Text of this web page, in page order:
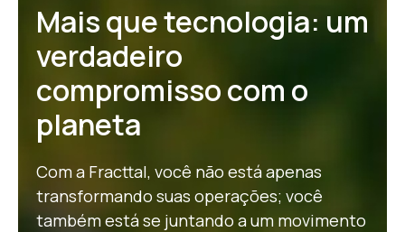
Mais que tecnologia: um
verdadeiro
compromisso com o
planeta
Com a Fracttal, você não está apenas
transformando suas operações; você
também está se juntando a um movimento